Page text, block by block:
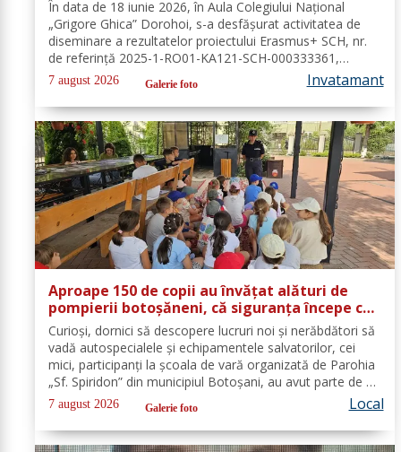
SCH-000333361
În data de 18 iunie 2026, în Aula Colegiului Național
„Grigore Ghica” Dorohoi, s-a desfășurat activitatea de
diseminare a rezultatelor proiectului Erasmus+ SCH, nr.
de referință 2025-1-RO01-KA121-SCH-000333361,
organizată de contabilul-șef, doamna Hrab Cristina, și
secretarul unității, doamna Alexa...
7 august 2026 Galerie foto Invatamant
Aproape 150 de copii au învățat alături de
pompierii botoșăneni, că siguranța începe cu
un gest simplu
Curioși, dornici să descopere lucruri noi și nerăbdători să
vadă autospecialele și echipamentele salvatorilor, cei
mici, participanți la școala de vară organizată de Parohia
„Sf. Spiridon” din municipiul Botoșani, au avut parte de o
întâlnire interactivă despre prevenirea situațiilor de
urgență și...
7 august 2026 Galerie foto Local